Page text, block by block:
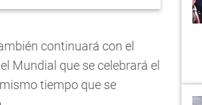
continuará con el
Mundial que se celebrará el
tiempo que se